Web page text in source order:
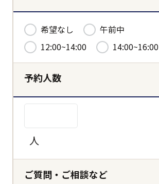
ホーム
希望なし
午前中
12:00~14:00
14:00~16:00
予約人数
人
ご質問・ご相談など